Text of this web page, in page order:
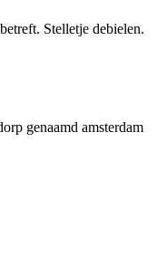
Stelletje debielen.
genaamd amsterdam